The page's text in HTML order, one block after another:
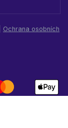
Ochrana osobních